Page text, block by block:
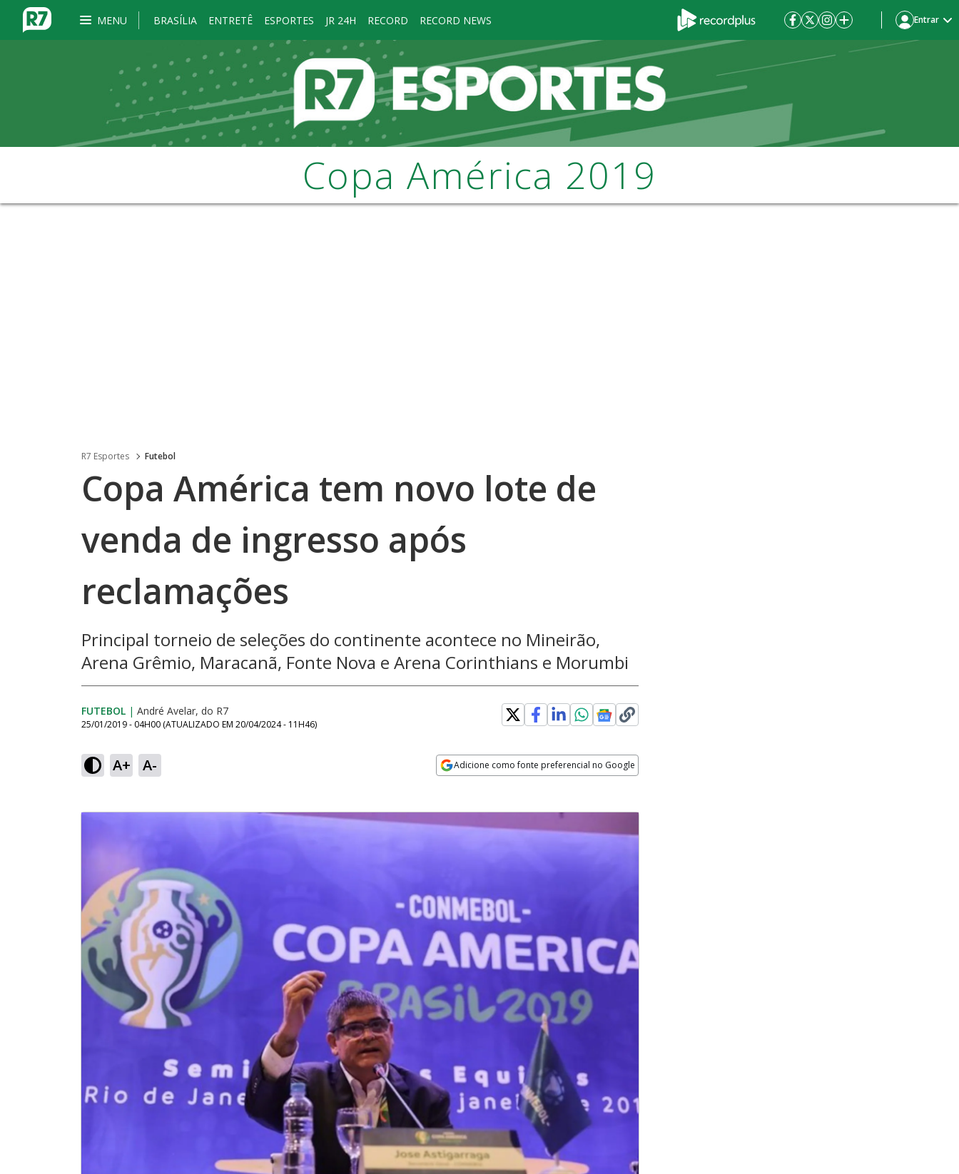
MENU BRASÍLIA ENTRETÊ ESPORTES JR 24H RECORD RECORD NEWS Entrar
Copa América 2019
R7 Esportes Futebol
Copa América tem novo lote de
venda de ingresso após
reclamações
Principal torneio de seleções do continente acontece no Mineirão,
Arena Grêmio, Maracanã, Fonte Nova e Arena Corinthians e Morumbi
FUTEBOL | André Avelar, do R7
25/01/2019 - 04H00 (ATUALIZADO EM 20/04/2024 - 11H46)
A+ A- Adicione como fonte preferencial no Google